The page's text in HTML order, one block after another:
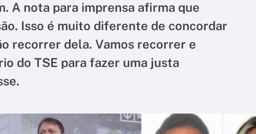
A nota para imprensa afirma que
Isso é muito diferente de concordar
recorrer dela. Vamos recorrer e
do TSE para fazer uma justa